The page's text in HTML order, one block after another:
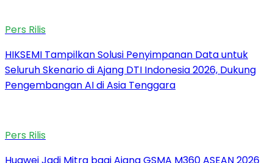
Pers Rilis
HIKSEMI Tampilkan Solusi Penyimpanan Data untuk
Seluruh Skenario di Ajang DTI Indonesia 2026, Dukung
Pengembangan AI di Asia Tenggara
Pers Rilis
Huawei Jadi Mitra bagi Ajang GSMA M360 ASEAN 2026